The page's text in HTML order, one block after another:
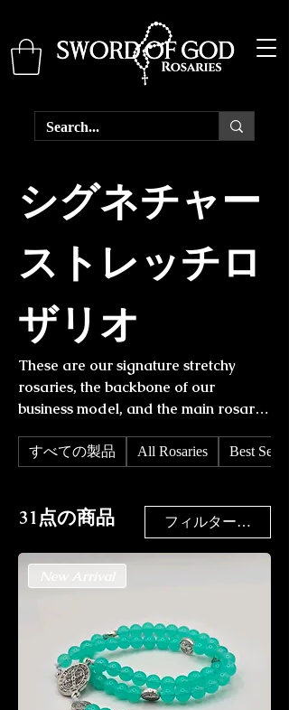
シグネチャー
ストレッチロ
ザリオ
These are our signature stretchy
rosaries, the backbone of our
business model, and the main rosary
perfect to wear as bracelet and wrist
すべての製品 All Rosaries Best Sellers
31点の商品 フィルター・並び
New Arrival